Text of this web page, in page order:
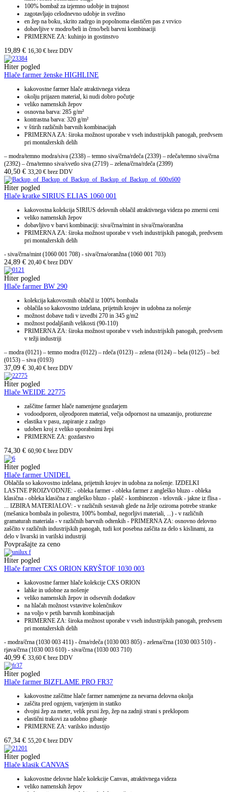
100% bombaž za izjemno udobje in trajnost
zagotavljajo celodnevno udobje in svežino
en žep na boku, skrito zadrgo in popolnoma elastičen pas z vrvico
dobavljive v modro/beli in črno/beli barvni kombinaciji
PRIMERNE ZA: kuhinjo in gostinstvo
19,89 € 16,30 € brez DDV
Hiter pogled
Hlače farmer ženske HIGHLINE
kakovostne farmer hlače atraktivnega videza
okolju prijazen material, ki nudi dobro počutje
veliko namenskih žepov
osnovna barva: 285 g/m²
kontrastna barva: 320 g/m²
v štirih različnih barvnih kombinacijah
PRIMERNA ZA: široka možnost uporabe v vseh industrijskih panogah, predvsem
pri montažerskih delih
– modra/temno modra/siva (2338) – temno siva/črna/rdeča (2339) – rdeča/temno siva/črna
(2392) – črna/temno siva/svetlo siva (2719) – zelena/črna/rdeča (2399)
40,50 € 33,20 € brez DDV
Hiter pogled
Hlače kratke SIRIUS ELIAS 1060 001
kakovostna kolekcija SIRIUS delovnih oblačil atraktivnega videza po zmerni ceni
veliko namenskih žepov
dobavljivo v barvi kombinaciji: siva/črna/mint in siva/črna/oranžna
PRIMERNA ZA: široka možnost uporabe v vseh industrijskih panogah, predvsem
pri montažerskih delih
- siva/črna/mint (1060 001 708) - siva/črna/oranžna (1060 001 703)
24,89 € 20,40 € brez DDV
Hiter pogled
Hlače farmer BW 290
kolekcija kakovostnih oblačil iz 100% bombaža
oblačila so kakovostno izdelana, prijetnih krojev in udobna za nošenje
možnost dobave tudi v izvedbi 270 in 345 g/m2
možnost podaljšanih velikosti (90-110)
PRIMERNA ZA: široka možnost uporabe v vseh industrijskih panogah, predvsem
v težji industriji
– modra (0121) – temno modra (0122) – rdeča (0123) – zelena (0124) – bela (0125) – bež
(0153) – siva (0193)
37,09 € 30,40 € brez DDV
Hiter pogled
Hlače WEIDE 22775
zaščitne farmer hlače namenjene gozdarjem
vodoodporen, oljeodporen material, večja odpornost na umazanijo, protiurezne
elastika v pasu, zapiranje z zadrgo
udoben kroj z veliko uporabnimi žepi
PRIMERNE ZA: gozdarstvo
74,30 € 60,90 € brez DDV
Hiter pogled
Hlače farmer UNIDEL
Oblačila so kakovostno izdelana, prijetnih krojev in udobna za nošenje. IZDELKI
LASTNE PROIZVODNJE: - obleka farmer - obleka farmer z angleško bluzo - obleka
klasična - obleka klasična z angleško bluzo - plašč - kombinezon - telovnik - jakne iz flisa -
... IZBIRA MATERIALOV: - v različnih sestavah glede na želje oziroma potrebe stranke
(mešanica bombaža in poliestra, 100% bombaž, negorljivi materiali, ...) - v različnih
gramaturah materiala - v različnih barvnih odtenkih - PRIMERNA ZA: osnovno delovno
zaščito v različnih industrijskih panogah, tudi kot posebna zaščita za delo s kislinami, za
delo v livarski in varilski industriji
Povprašajte za ceno
Hiter pogled
Hlače farmer CXS ORION KRYŠTOF 1030 003
kakovostne farmer hlače kolekcije CXS ORION
lahke in udobne za nošenje
veliko namenskih žepov in odsevnih dodatkov
na hlačah možnost vstavitve kolenčnikov
na voljo v petih barvnih kombinacijah
PRIMERNE ZA: široka možnost uporabe v vseh industrijskih panogah, predvsem
pri montažerskih delih
- modra/črna (1030 003 411) - črna/rdeča (1030 003 805) - zelena/črna (1030 003 510) -
rjava/črna (1030 003 610) - siva/črna (1030 003 710)
40,99 € 33,60 € brez DDV
Hiter pogled
Hlače farmer BIZFLAME PRO FR37
kakovostne zaščitne hlače farmer namenjene za nevarna delovna okolja
zaščita pred ognjem, varjenjem in statiko
dvojni žep za meter, velik prsni žep, žep na zadnji strani s preklopom
elastični trakovi za udobno gibanje
PRIMERNE ZA: varilsko industijo
67,34 € 55,20 € brez DDV
Hiter pogled
Hlače klasik CANVAS
kakovostne delovne hlače kolekcije Canvas, atraktivnega videza
veliko namenskih žepov